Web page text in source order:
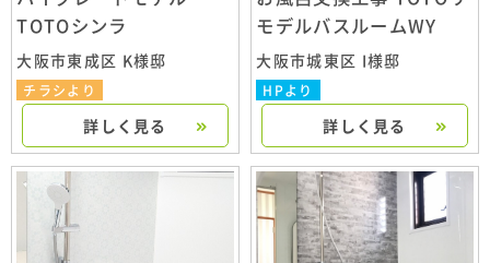
TOTOシンラ
大阪市東成区 K様邸
チラシより
詳しく見る
モデルバスルームWY
大阪市城東区 I様邸
HPより
詳しく見る